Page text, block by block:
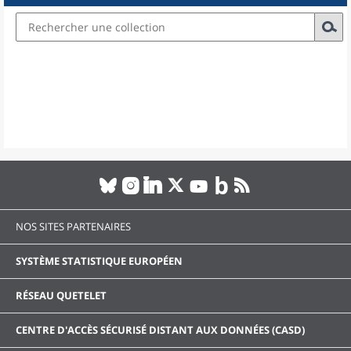
NOS SITES PARTENAIRES
SYSTÈME STATISTIQUE EUROPÉEN
RÉSEAU QUETELET
CENTRE D'ACCÈS SÉCURISÉ DISTANT AUX DONNÉES (CASD)